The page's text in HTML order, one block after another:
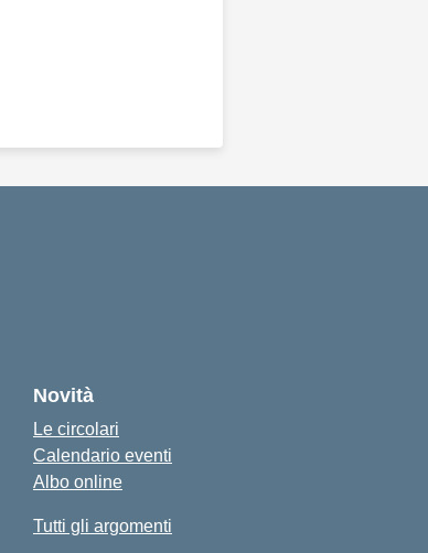
Novità
Le circolari
Calendario eventi
Albo online
Tutti gli argomenti